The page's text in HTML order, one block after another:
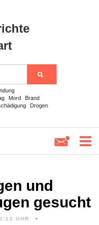
Mord
Brand
Drogen
und
gesucht
UHR